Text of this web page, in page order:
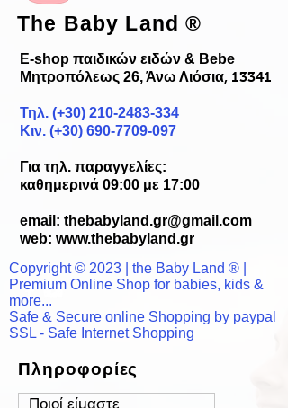
The Baby Land®
E-shop παιδικών ειδών & Bebe
Μητροπόλεως 26, Άνω Λιόσια, 13341
Τηλ. (+30) 210-2483-334
Κιν. (+30) 690-7709-097
Για τηλ. παραγγελίες:
καθημερινά 09:00 με 17:00
email: thebabyland.gr@gmail.com
web: www.thebabyland.gr
Copyright © 2023 | the Baby Land ® |
Premium Online Shop for babies, kids &
more...
Safe & Secure online Shopping by paypal
SSL - Safe Internet Shopping
Πληροφορίες
Ποιοί είμαστε